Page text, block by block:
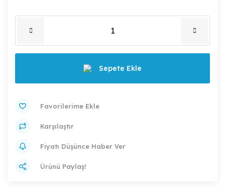
Sepete Ekle
Karşılaştır
Fiyatı Düşünce Haber Ver
Ürünü Paylaş!